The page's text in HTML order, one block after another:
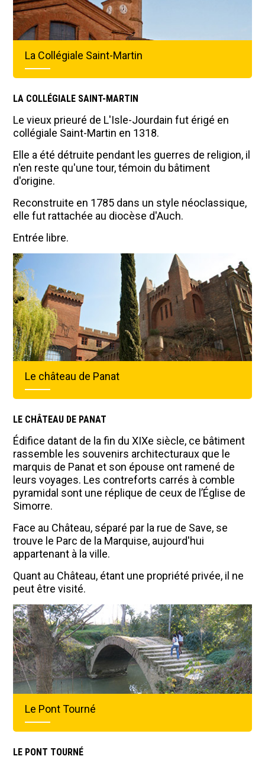
La Collégiale Saint-Martin
LA COLLÉGIALE SAINT-MARTIN
Le vieux prieuré de L'Isle-Jourdain fut érigé en
collégiale Saint-Martin en 1318.
Elle a été détruite pendant les guerres de religion, il
n'en reste qu'une tour, témoin du bâtiment
d'origine.
Reconstruite en 1785 dans un style néoclassique,
elle fut rattachée au diocèse d'Auch.
Entrée libre.
Le château de Panat
LE CHÂTEAU DE PANAT
Édifice datant de la fin du XIXe siècle, ce bâtiment
rassemble les souvenirs architecturaux que le
marquis de Panat et son épouse ont ramené de
leurs voyages. Les contreforts carrés à comble
pyramidal sont une réplique de ceux de l’Église de
Simorre.
Face au Château, séparé par la rue de Save, se
trouve le Parc de la Marquise, aujourd'hui
appartenant à la ville.
Quant au Château, étant une propriété privée, il ne
peut être visité.
Le Pont Tourné
LE PONT TOURNÉ